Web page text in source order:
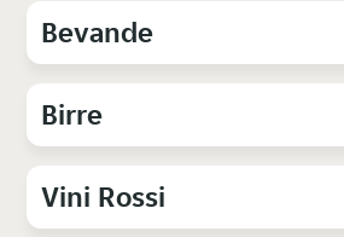
Bevande
Birre
Vini Rossi